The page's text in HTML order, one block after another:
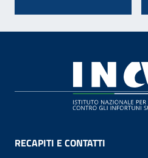
RECAPITI E CONTATTI